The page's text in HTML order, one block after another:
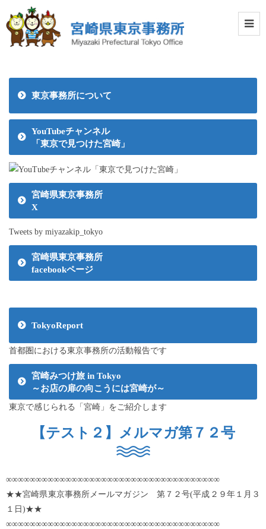
東京事務所について
YouTubeチャンネル
「東京で見つけた宮崎」
宮崎県東京事務所
X
Tweets by miyazakip_tokyo
宮崎県東京事務所
facebookページ
TokyoReport
首都圏における東京事務所の活動報告です
宮崎みつけ旅 in Tokyo
～お店の扉の向こうには宮崎が～
東京で感じられる「宮崎」をご紹介します
【テスト２】メルマガ第７２号
∞∞∞∞∞∞∞∞∞∞∞∞∞∞∞∞∞∞∞∞∞∞∞∞∞∞∞∞∞∞∞∞∞∞∞∞
★★宮崎県東京事務所メールマガジン 第７２号(平成２９年１月３
１日)★★
∞∞∞∞∞∞∞∞∞∞∞∞∞∞∞∞∞∞∞∞∞∞∞∞∞∞∞∞∞∞∞∞∞∞∞∞